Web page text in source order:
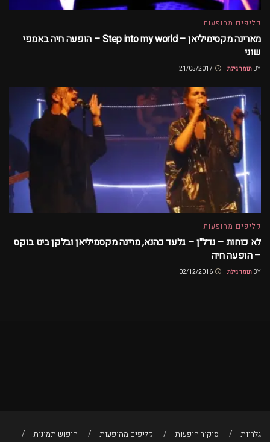
קליפים מהופעות
מארינה מקסימיליאן – Step into my world – הופעה חיה באמפי
שוני
BY תומר גילת
קליפים מהופעות
לא כוחות – נדל"ן – גלעד כהנא, מרינה מקסמיליאן ובלקן ביט בוקס
– הופעה חיה
BY תומר גילת
גלריות סיקור הופעות קליפים מהופעות
חיפוש תמונות